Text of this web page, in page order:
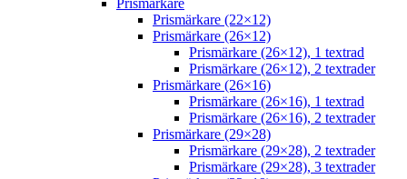
Prismärkare
Prismärkare (22×12)
Prismärkare (26×12)
Prismärkare (26×12), 1 textrad
Prismärkare (26×12), 2 textrader
Prismärkare (26×16)
Prismärkare (26×16), 1 textrad
Prismärkare (26×16), 2 textrader
Prismärkare (29×28)
Prismärkare (29×28), 2 textrader
Prismärkare (29×28), 3 textrader